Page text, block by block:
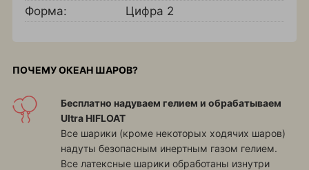
Форма:
Цифра 2
ПОЧЕМУ ОКЕАН ШАРОВ?
Бесплатно надуваем гелием и обрабатываем
Ultra HIFLOAT
Все шарики (кроме некоторых ходячих шаров)
надуты безопасным инертным газом гелием.
Все латексные шарики обработаны изнутри